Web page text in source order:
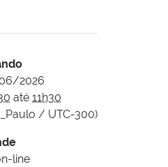
2026
até 11h30
/ UTC-300)
line